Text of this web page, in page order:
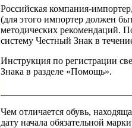
Российская компания-
(для этого импортер должен
методических рекомендаций.
систему Честный Знак в
Инструкция по регистрации
Знака в разделе «Помощь».
Чем отличается обувь,
дату начала обязательной